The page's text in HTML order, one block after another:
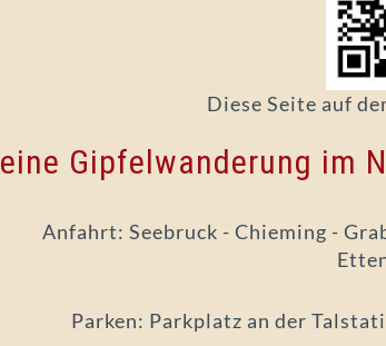
Diese Seite auf
eine Gipfelwanderung im
Anfahrt: Seebruck - Chieming -
Parken: Parkplatz an der